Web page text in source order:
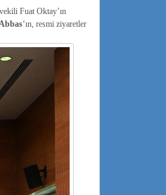
Fuat Oktay’ın
‘ın, resmi ziyaretler